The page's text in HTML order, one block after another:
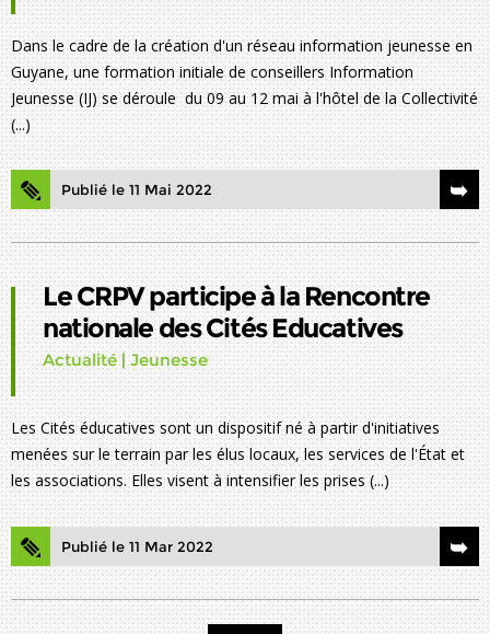
Dans le cadre de la création d'un réseau information jeunesse en
Guyane, une formation initiale de conseillers Information
Jeunesse (IJ) se déroule du 09 au 12 mai à l'hôtel de la Collectivité
(...)
Publié le 11 Mai 2022
Le CRPV participe à la Rencontre
nationale des Cités Educatives
Actualité | Jeunesse
Les Cités éducatives sont un dispositif né à partir d'initiatives
menées sur le terrain par les élus locaux, les services de l'État et
les associations. Elles visent à intensifier les prises (...)
Publié le 11 Mar 2022